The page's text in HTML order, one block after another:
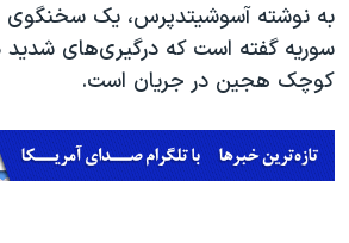
به نوشته آسوشیتدپرس، یک سخنگوی
سوریه گفته است که درگیری‌های
کوچک هجین در جریان است.